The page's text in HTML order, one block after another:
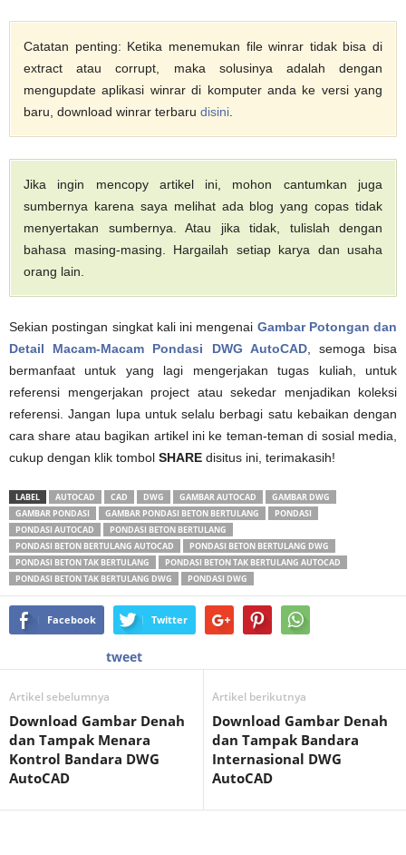
Catatan penting: Ketika menemukan file winrar tidak bisa di
extract atau corrupt, maka solusinya adalah dengan
mengupdate aplikasi winrar di komputer anda ke versi yang
baru, download winrar terbaru disini
Jika ingin mencopy artikel ini, mohon cantumkan juga
sumbernya karena saya melihat ada blog yang copas tidak
menyertakan sumbernya. Atau jika tidak, tulislah dengan
bahasa masing-masing. Hargailah setiap karya dan usaha
orang lain.
Sekian postingan singkat kali ini mengenai Gambar Potongan dan
Detail Macam-Macam Pondasi DWG AutoCAD, semoga bisa
bermanfaat untuk yang lagi mengerjakan tugas kuliah, untuk
referensi mengerjakan project atau sekedar menjadikan koleksi
referensi. Jangan lupa untuk selalu berbagi satu kebaikan dengan
cara share atau bagikan artikel ini ke teman-teman di sosial media,
cukup dengan klik tombol SHARE disitus ini, terimakasih!
LABEL AUTOCAD CAD DWG GAMBAR AUTOCAD
GAMBAR DWG
GAMBAR PONDASI
GAMBAR PONDASI BETON BERTULANG
PONDASI
PONDASI AUTOCAD
PONDASI BETON BERTULANG
PONDASI BETON BERTULANG AUTOCAD
PONDASI BETON BERTULANG DWG
PONDASI BETON TAK BERTULANG
PONDASI BETON TAK BERTULANG AUTOCAD
PONDASI BETON TAK BERTULANG DWG
PONDASI DWG
Facebook Twitter
tweet
Artikel sebelumnya
Download Gambar Denah
dan Tampak Menara
Kontrol Bandara DWG
AutoCAD
Artikel berikutnya
Download Gambar Denah
dan Tampak Bandara
Internasional DWG
AutoCAD